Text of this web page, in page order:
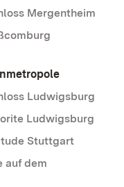
Mergentheim
Ludwigsburg
Ludwigsburg
Stuttgart
auf dem